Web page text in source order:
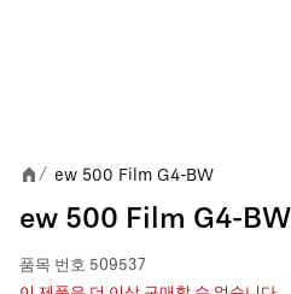
/ ew 500 Film G4-BW
ew 500 Film G4-BW
품목 번호 509537